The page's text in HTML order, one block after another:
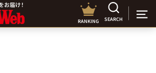
RANKING SEARCH